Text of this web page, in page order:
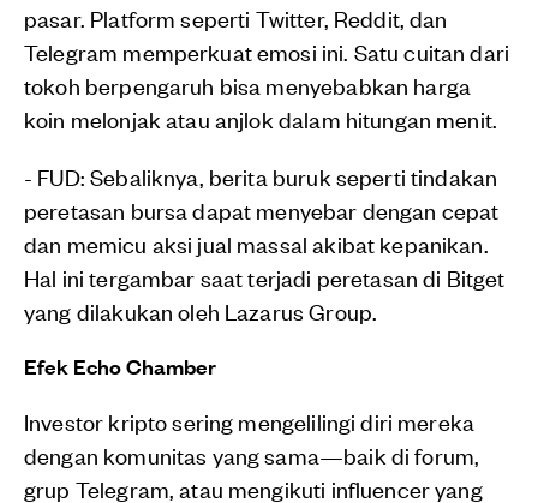
pasar. Platform seperti Twitter, Reddit, dan
Telegram memperkuat emosi ini. Satu cuitan dari
tokoh berpengaruh bisa menyebabkan harga
koin melonjak atau anjlok dalam hitungan menit.
- FUD: Sebaliknya, berita buruk seperti tindakan
peretasan bursa dapat menyebar dengan cepat
dan memicu aksi jual massal akibat kepanikan.
Hal ini tergambar saat terjadi peretasan di Bitget
yang dilakukan oleh Lazarus Group.
Efek Echo Chamber
Investor kripto sering mengelilingi diri mereka
dengan komunitas yang sama—baik di forum,
grup Telegram, atau mengikuti influencer yang